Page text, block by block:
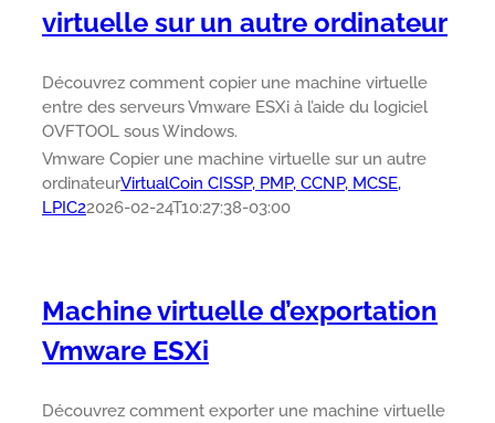
virtuelle sur un autre ordinateur
Découvrez comment copier une machine virtuelle
entre des serveurs Vmware ESXi à l’aide du logiciel
OVFTOOL sous Windows.
Vmware Copier une machine virtuelle sur un autre
ordinateurVirtualCoin CISSP, PMP, CCNP, MCSE,
LPIC22026-02-24T10:27:38-03:00
Machine virtuelle d’exportation
Vmware ESXi
Découvrez comment exporter une machine virtuelle